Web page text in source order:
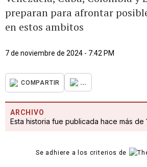
preparan para afrontar
en estos ambitos
7 de noviembre de 2024 - 7:42 PM
COMPARTIR ...
ARCHIVO
Esta historia fue publicada hace más de
Se adhiere a los criterios de